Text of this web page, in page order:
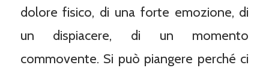
dolore fisico, di una forte emozione, di
un dispiacere, di un momento
commovente. Si può piangere perché ci